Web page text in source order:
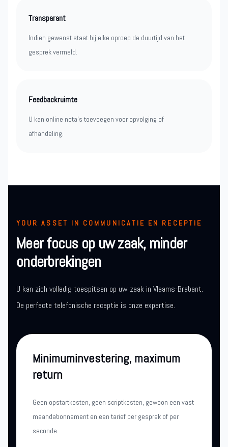
Transparant
Indien gewenst staat bij elke oproep de duurtijd van het
gesprek vermeld.
Feedbackruimte
U kan online nota’s toevoegen voor opvolging of
afhandeling.
YOUR ASSET IN COMMUNICATIE EN RECEPTIE
Meer focus op uw zaak, minder
onderbrekingen
U kan zich volledig toespitsen op uw zaak in Vlaams-Brabant.
De perfecte telefonische receptie is onze expertise.
Minimuminvestering, maximum
return
Geen opstartkosten, geen scriptkosten, gewoon een vast
maandabonnement en een tarief per gesprek of per
seconde.